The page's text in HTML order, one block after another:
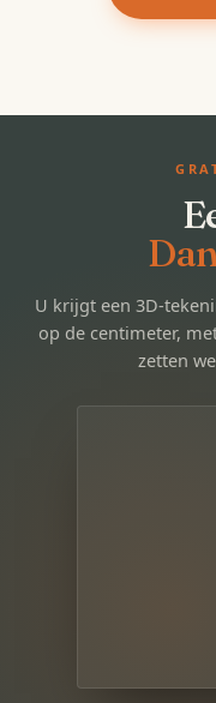
U krijgt een 3D-
op de centimeter,
zetten